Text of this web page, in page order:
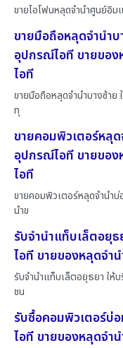
ขายไอโฟนหลุดจำนำศูนย์อิม
ขายมือถือหลุดจำนำ
อุปกรณ์ไอที ขายขอ
ไอที
ขายมือถือหลุดจำนำบางซ้าย
ทุ
ขายคอมพิวเตอร์หลุ
อุปกรณ์ไอที ขายขอ
ไอที
ขายคอมพิวเตอร์หลุดจำนำบ่
นำข
รับจำนำแท็บเล็ตอยุ
ไอที ขายของหลุดจำ
รับจำนำแท็บเล็ตอยุธยา ให้
ชน
รับซื้อคอมพิวเตอร์บ่
ไอที ขายของหลุดจำ